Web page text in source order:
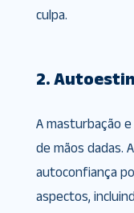
culpa.
2.
A masturbação
de mãos dadas.
autoconfiança
aspectos,